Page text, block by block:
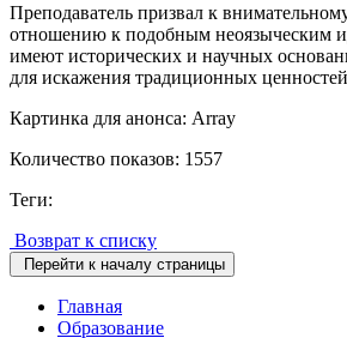
Преподаватель призвал к
отношению к подобным неоязыческим
имеют исторических и научных
для искажения традиционных
Картинка для анонса: Array
Количество показов: 1557
Теги:
Возврат к списку
Перейти к началу страницы
Главная
Образование